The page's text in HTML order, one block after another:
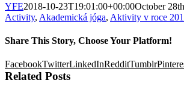
YFE2018-10-23T19:01:00+00:00October
Activity, Akademická jóga, Aktivity v roce
Share This Story, Choose Your Platform!
FacebookTwitterLinkedInRedditTumblr
Related Posts